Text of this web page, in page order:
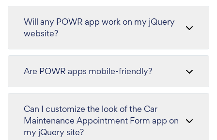
Will any POWR app work on my jQuery
website?
Are POWR apps mobile-friendly?
Can I customize the look of the Car
Maintenance Appointment Form app on
my jQuery site?